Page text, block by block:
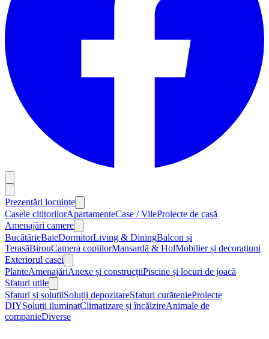
Prezentări locuințe
Casele cititorilorApartamenteCase / VileProiecte de casă
Amenajări camere
BucătărieBaieDormitorLiving & DiningBalcon și
TerasăBirouCamera copiilorMansardă & HolMobilier și decorațiuni
Exteriorul casei
PlanteAmenajăriAnexe și construcțiiPiscine și locuri de joacă
Sfaturi utile
Sfaturi și soluțiiSoluții depozitareSfaturi curățenieProiecte
DIYSoluții iluminatClimatizare și încălzireAnimale de
companieDiverse